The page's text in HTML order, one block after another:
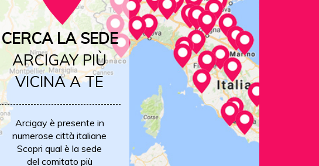
CERCA LA SEDE
ARCIGAY PIÙ
VICINA A TE
Arcigay è presente in
numerose città italiane
Scopri qual è la sede
del comitato più